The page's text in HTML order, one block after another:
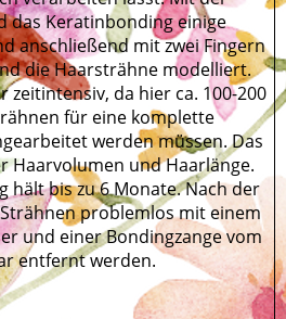
das Keratinbonding einige
anschließend mit zwei Fingern
die Haarsträhne modelliert.
zeitintensiv, da hier ca. 100-200
für eine komplette
werden müssen. Das
Haarvolumen und Haarlänge.
hält bis zu 6 Monate. Nach der
problemlos mit einem
und einer Bondingzange vom
entfernt werden.